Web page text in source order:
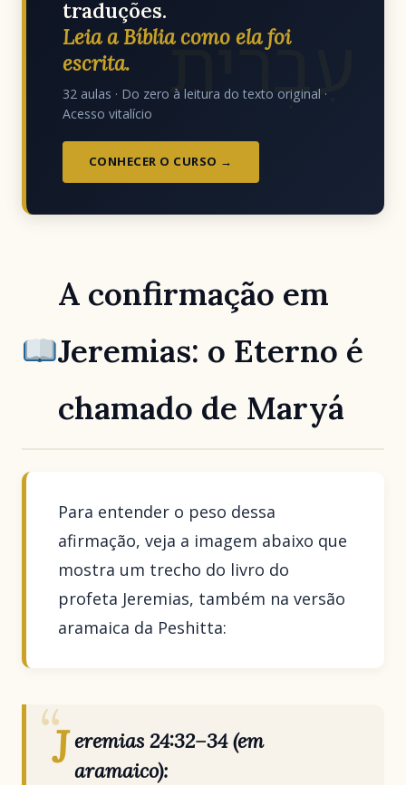
עִבְרִית
traduções.
Leia a Bíblia como ela foi
escrita.
32 aulas · Do zero à leitura do texto original ·
Acesso vitalício
CONHECER O CURSO →
A confirmação em
Jeremias: o Eterno é
chamado de Maryá
Para entender o peso dessa
afirmação, veja a imagem abaixo que
mostra um trecho do livro do
profeta Jeremias, também na versão
aramaica da Peshitta:
J eremias 24:32–34 (em
aramaico):